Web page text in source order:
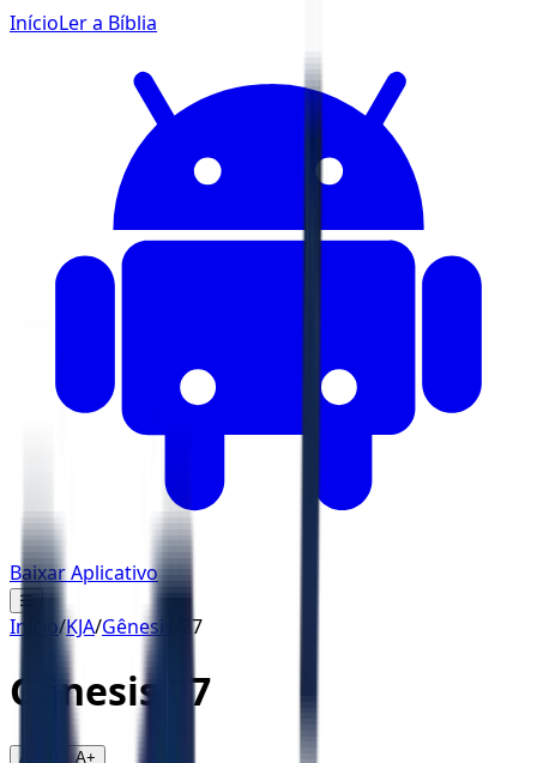
InícioLer a Bíblia
Baixar Aplicativo
☰
Início/KJA/Gênesis 27
Gênesis 27
A- A+